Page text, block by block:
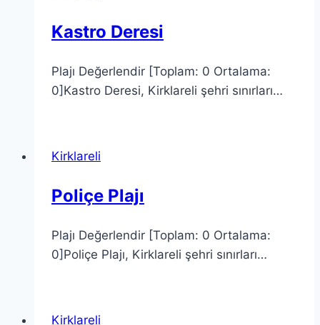
Kastro Deresi
Plajı Değerlendir [Toplam: 0 Ortalama:
0]Kastro Deresi, Kirklareli şehri sınırları…
Kirklareli
Poliçe Plajı
Plajı Değerlendir [Toplam: 0 Ortalama:
0]Poliçe Plajı, Kirklareli şehri sınırları…
Kirklareli